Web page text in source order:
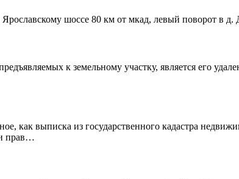
шоссе 80 км от мкад, левый поворот в
к земельному участку, является его
как выписка из государственного кадастра
прав…